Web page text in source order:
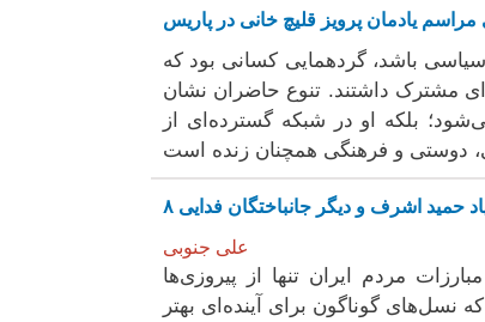
یادمان پرویز قلیچ خانی در پاریس
باشد، گردهمایی کسانی بود که
مشترک داشتند. تنوع حاضران نشان
بلکه او در شبکه گسترده‌ای از
حمید اشرف و دیگر جانباختگان فدایی
علی جنوبی
مردم ایران تنها از پیروزی‌ها
نسل‌های گوناگون برای آینده‌ای بهتر